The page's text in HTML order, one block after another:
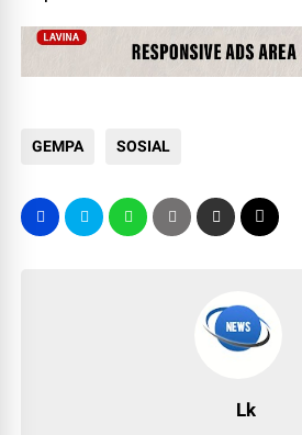
GEMPA SOSIAL
Lk